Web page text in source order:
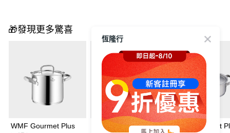
🎁發現更多驚喜
WMF Gourmet Plus
WMF Gourmet Plus
WMF Gourmet
恆隆行